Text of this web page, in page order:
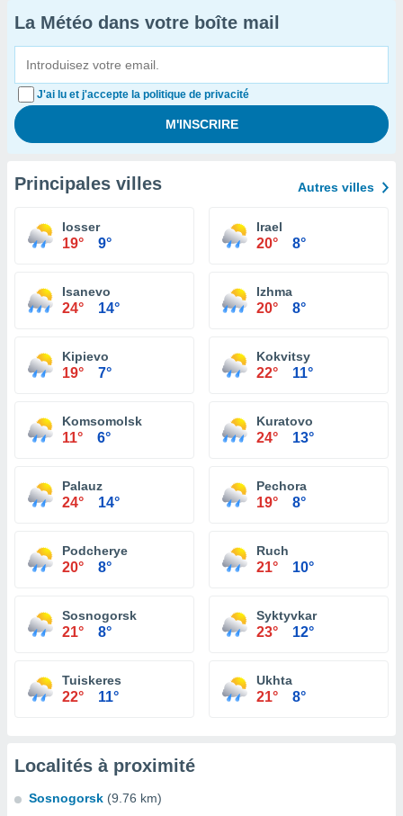
La Météo dans votre boîte mail
J'ai lu et j'accepte la politique de privacité
Principales villes Autres villes
Iosser
19° 9°
Irael
20° 8°
Isanevo
24° 14°
Izhma
20° 8°
Kipievo
19° 7°
Kokvitsy
22° 11°
Komsomolsk
11° 6°
Kuratovo
24° 13°
Palauz
24° 14°
Pechora
19° 8°
Podcherye
20° 8°
Ruch
21° 10°
Sosnogorsk
21° 8°
Syktyvkar
23° 12°
Tuiskeres
22° 11°
Ukhta
21° 8°
Localités à proximité
Sosnogorsk (9.76 km)